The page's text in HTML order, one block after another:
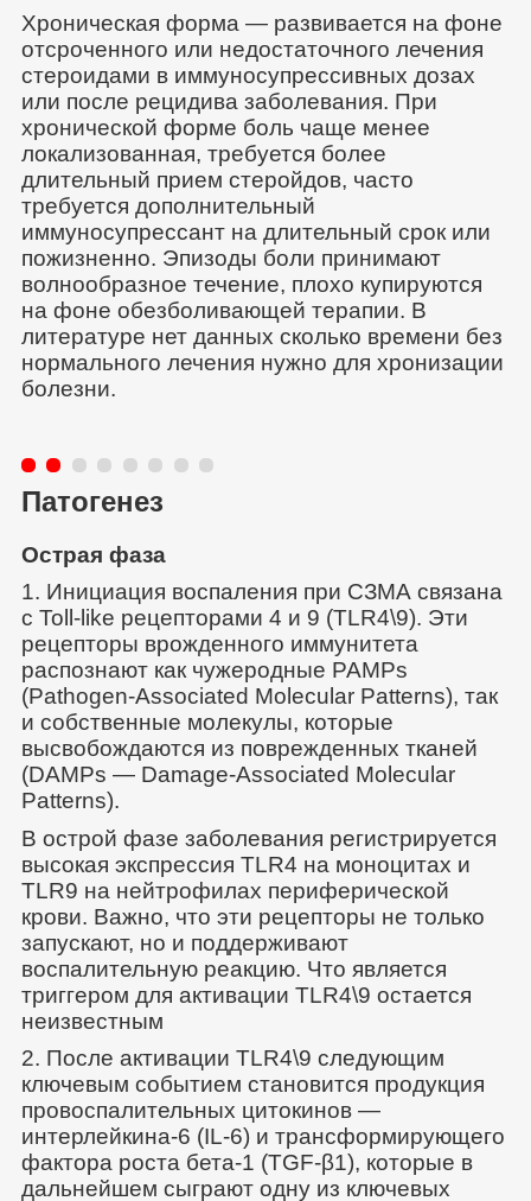
Хроническая форма — развивается на фоне
отсроченного или недостаточного лечения
стероидами в иммуносупрессивных дозах
или после рецидива заболевания. При
хронической форме боль чаще менее
локализованная, требуется более
длительный прием стеройдов, часто
требуется дополнительный
иммуносупрессант на длительный срок или
пожизненно. Эпизоды боли принимают
волнообразное течение, плохо купируются
на фоне обезболивающей терапии. В
литературе нет данных сколько времени без
нормального лечения нужно для хронизации
болезни.
Патогенез
Острая фаза
1. Инициация воспаления при СЗМА связана
с Toll-like рецепторами 4 и 9 (TLR4\9). Эти
рецепторы врожденного иммунитета
распознают как чужеродные PAMPs
(Pathogen-Associated Molecular Patterns), так
и собственные молекулы, которые
высвобождаются из поврежденных тканей
(DAMPs — Damage-Associated Molecular
Patterns).
В острой фазе заболевания регистрируется
высокая экспрессия TLR4 на моноцитах и
TLR9 на нейтрофилах периферической
крови. Важно, что эти рецепторы не только
запускают, но и поддерживают
воспалительную реакцию. Что является
триггером для активации TLR4\9 остается
неизвестным
2. После активации TLR4\9 следующим
ключевым событием становится продукция
провоспалительных цитокинов —
интерлейкина-6 (IL-6) и трансформирующего
фактора роста бета-1 (TGF-β1), которые в
дальнейшем сыграют одну из ключевых